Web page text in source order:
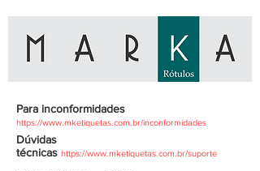
Para inconformidades
https://www.mketiquetas.com.br/inconformidades
Dúvidas
técnicas https://www.mketiquetas.com.br/suporte